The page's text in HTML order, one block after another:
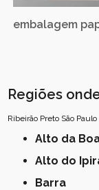
embalagem
Regiões
Ribeirão Preto São Paulo
Alto da
Alto do
Barra